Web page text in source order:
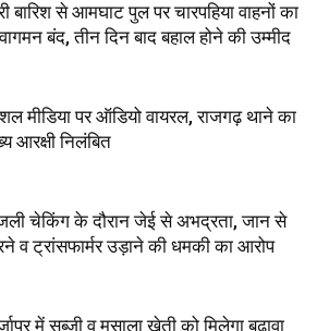
बारिश से आमघाट पुल पर चारपहिया वाहनों का
बंद, तीन दिन बाद बहाल होने की उम्मीद
मीडिया पर ऑडियो वायरल, राजगढ़ थाने का
आरक्षी निलंबित
चेकिंग के दौरान जेई से अभद्रता, जान से
व ट्रांसफार्मर उड़ाने की धमकी का आरोप
में सब्जी व मसाला खेती को मिलेगा बढ़ावा